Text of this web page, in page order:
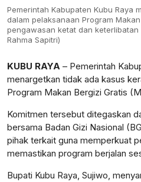
Pemerintah Kabupaten Kubu Raya
dalam pelaksanaan Program
pengawasan ketat dan keterlibatan
Rahma Sapitri)
KUBU RAYA – Pemerintah
menargetkan tidak ada kasus
Program Makan Bergizi Gratis
Komitmen tersebut ditegaskan
bersama Badan Gizi Nasional
pihak terkait guna memperkuat
memastikan program berjalan
Bupati Kubu Raya, Sujiwo,